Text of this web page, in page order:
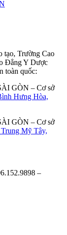
tạo, Trường Cao
Đẳng Y Dược
toàn quốc:
– Cơ sở
Hưng Hòa,
– Cơ sở
Mỹ Tây,
–